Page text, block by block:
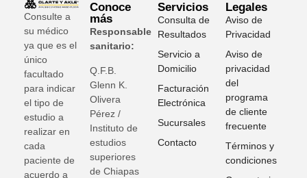
Consulte a
su médico
ya que es el
único
facultado
para indicar
el tipo de
estudio a
realizar en
cada
paciente de
acuerdo a
Conoce
más
Responsable
sanitario:
Q.F.B.
Glenn K
Olivera
Pérez /
Instituto de
estudios
superiores
de Chiapas
Servicios
Consulta de
Resultados
Servicio a
Domicilio
Facturación
Electrónica
Sucursales
Contacto
Legales
Aviso de
Privacidad
Aviso de
privacidad
del
programa
de cliente
frecuente
Términos y
condiciones